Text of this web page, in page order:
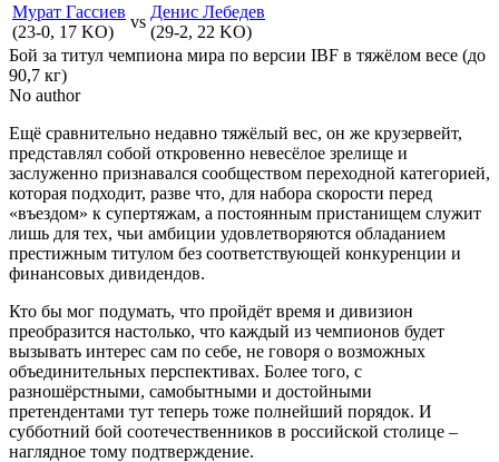
Мурат Гассиев
(23-0, 17 KO)
vs
Денис Лебедев
(29-2, 22 KO)
Бой за титул чемпиона мира по версии IBF в тяжёлом весе (до
90,7 кг)
No author
Ещё сравнительно недавно тяжёлый вес, он же крузервейт,
представлял собой откровенно невесёлое зрелище и
заслуженно признавался сообществом переходной категорией,
которая подходит, разве что, для набора скорости перед
«въездом» к супертяжам, а постоянным пристанищем служит
лишь для тех, чьи амбиции удовлетворяются обладанием
престижным титулом без соответствующей конкуренции и
финансовых дивидендов.
Кто бы мог подумать, что пройдёт время и дивизион
преобразится настолько, что каждый из чемпионов будет
вызывать интерес сам по себе, не говоря о возможных
объединительных перспективах. Более того, с
разношёрстными, самобытными и достойными
претендентами тут теперь тоже полнейший порядок. И
субботний бой соотечественников в российской столице –
наглядное тому подтверждение.